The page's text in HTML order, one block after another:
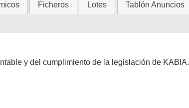
Ficheros Lotes Tablón Anuncios
y del cumplimiento de la legislación de KABIA.